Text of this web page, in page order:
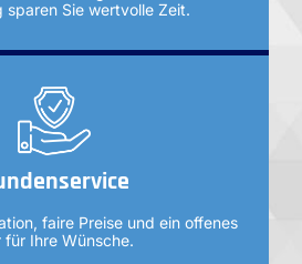
sparen Sie wertvolle Zeit.
faire Preise und ein offenes
für Ihre Wünsche.